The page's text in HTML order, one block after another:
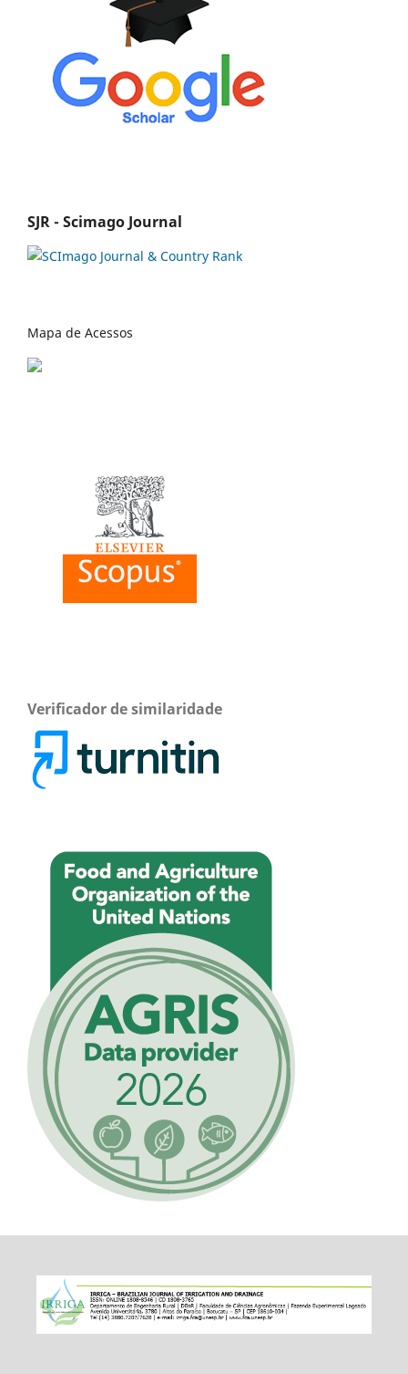
SJR - Scimago Journal
Mapa de Acessos
Verificador de similaridade